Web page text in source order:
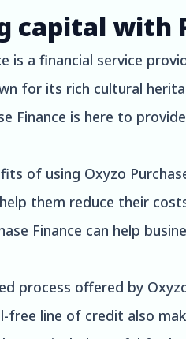
capital with
is a financial service
for its rich cultural
Finance is here to
of using Oxyzo
them reduce their
Finance can help
process offered by
free line of credit also